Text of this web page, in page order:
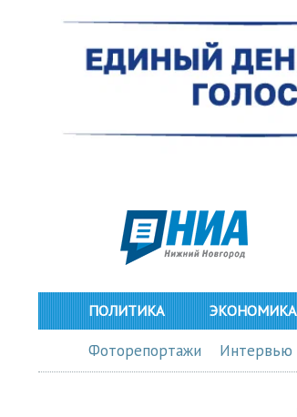
ПОЛИТИКА ЭКОНОМИКА
Фоторепортажи Интервью